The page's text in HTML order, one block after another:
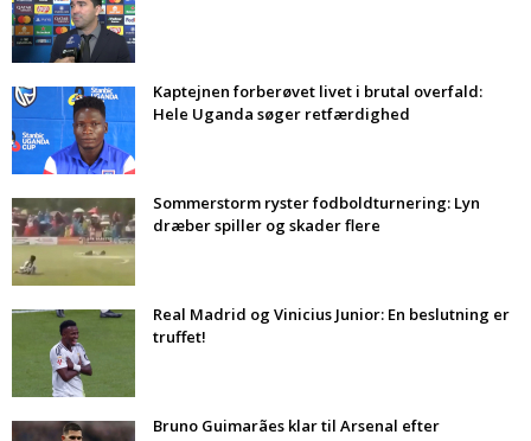
Kaptejnen forberøvet livet i brutal overfald:
Hele Uganda søger retfærdighed
Sommerstorm ryster fodboldturnering: Lyn
dræber spiller og skader flere
Real Madrid og Vinicius Junior: En beslutning er
truffet!
Bruno Guimarães klar til Arsenal efter